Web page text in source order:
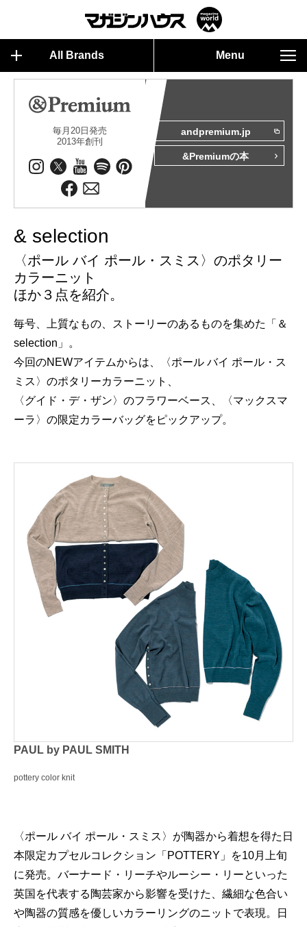
All Brands Menu
毎月20日発売
2013年創刊
andpremium.jp
&Premiumの本
& selection
〈ポール バイ ポール・スミス〉のポタリー
カラーニット
ほか３点を紹介。
毎号、上質なもの、ストーリーのあるものを集めた「＆
selection」。
今回のNEWアイテムからは、〈ポール バイ ポール・ス
ミス〉のポタリーカラーニット、
〈グイド・デ・ザン〉のフラワーベース、〈マックスマ
ーラ〉の限定カラーバッグをピックアップ。
PAUL by PAUL SMITH
pottery color knit
〈ポール バイ ポール・スミス〉が陶器から着想を得た日
本限定カプセルコレクション「POTTERY」を10月上旬
に発売。バーナード・リーチやルーシー・リーといった
英国を代表する陶芸家から影響を受けた、繊細な色合い
や陶器の質感を優しいカラーリングのニットで表現。日